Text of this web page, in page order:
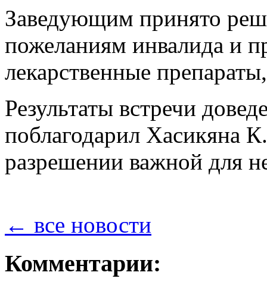
Заведующим принято
пожеланиям инвалида и
лекарственные
Результаты встречи
поблагодарил Хасикяна
разрешении важной для
← все новости
Комментарии: